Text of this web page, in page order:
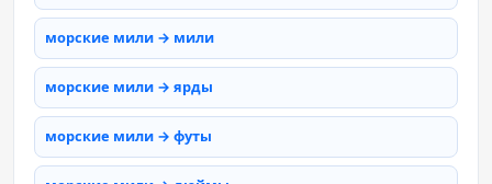
морские мили → мили
морские мили → ярды
морские мили → футы